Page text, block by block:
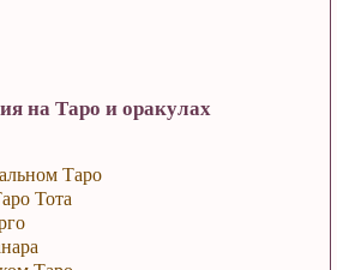
на Таро и оракулах
Таро
Тота